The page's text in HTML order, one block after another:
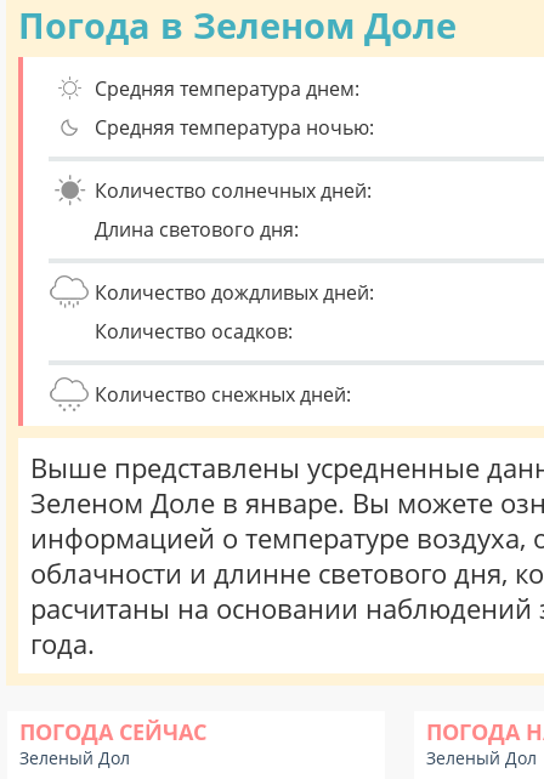
Погода в Зеленом Доле
Средняя температура днем:
Средняя температура ночью:
Количество солнечных дней:
Длина светового дня:
Количество дождливых дней:
Количество осадков:
Количество снежных дней:
Выше представлены усредненные
Зеленом Доле в январе. Вы можете
информацией о температуре воздуха,
облачности и длинне светового дня,
расчитаны на основании наблюдений
года.
ПОГОДА СЕЙЧАС
Зеленый Дол
ПОГОДА
Зеленый Дол